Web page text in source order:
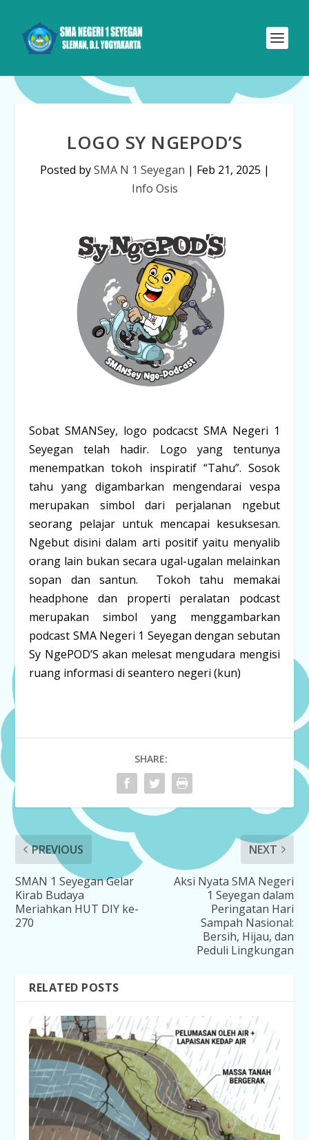
LOGO SY NGEPOD’S
Posted bySMA N 1 Seyegan | Feb 21, 2025 |
Info Osis
Sobat SMANSey, logo podcacst SMA Negeri 1
Seyegan telah hadir. Logo yang tentunya
menempatkan tokoh inspiratif “Tahu”. Sosok
tahu yang digambarkan mengendarai vespa
merupakan simbol dari perjalanan ngebut
seorang pelajar untuk mencapai kesuksesan.
Ngebut disini dalam arti positif yaitu menyalib
orang lain bukan secara ugal-ugalan melainkan
sopan dan santun. Tokoh tahu memakai
headphone dan properti peralatan podcast
merupakan simbol yang menggambarkan
podcast SMA Negeri 1 Seyegan dengan sebutan
Sy NgePOD’S akan melesat mengudara mengisi
ruang informasi di seantero negeri (kun)
SHARE:
PREVIOUS
SMAN 1 Seyegan Gelar
Kirab Budaya
Meriahkan HUT DIY ke-
270
NEXT
Aksi Nyata SMA Negeri
1 Seyegan dalam
Peringatan Hari
Sampah Nasional:
Bersih, Hijau, dan
Peduli Lingkungan
RELATED POSTS